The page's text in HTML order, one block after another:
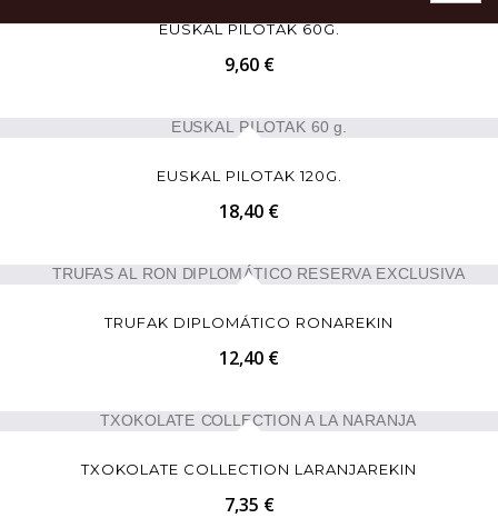
EUSKAL PILOTAK 60G.
9,60 €
EUSKAL PILOTAK 120G.
18,40 €
TRUFAK DIPLOMÁTICO RONAREKIN
12,40 €
TXOKOLATE COLLECTION LARANJAREKIN
7,35 €